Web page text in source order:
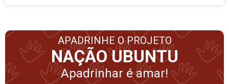
APADRINHE O PROJETO
NAÇÃO UBUNTU
Apadrinhar é amar!